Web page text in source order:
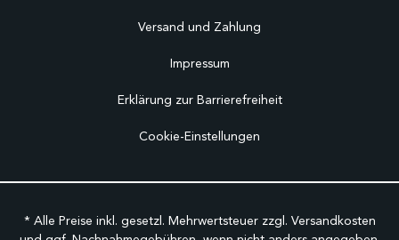
Versand und Zahlung
Impressum
Erklärung zur Barrierefreiheit
Cookie-Einstellungen
* Alle Preise inkl. gesetzl. Mehrwertsteuer zzgl. Versandkosten